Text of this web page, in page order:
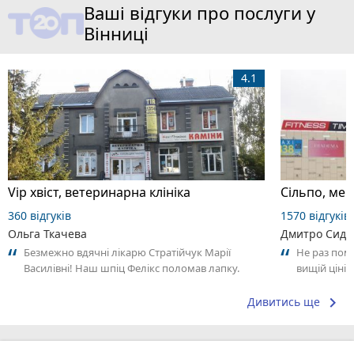
Ваші відгуки про послуги у
Вінниці
Vip хвіст, ветеринарна клініка
4.1
360 відгуків
Ольга Ткачева
Безмежно вдячні лікарю Стратійчук Марії
Василівні! Наш шпіц Фелікс поломав лапку.
Сільпо,
1570 відгуків
Дмитро
Не раз
вищій ціні
Дивитись ще keyboard_arrow_right